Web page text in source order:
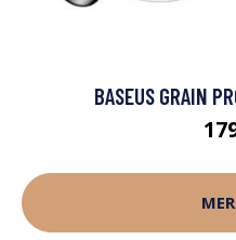
BASEUS GRAIN